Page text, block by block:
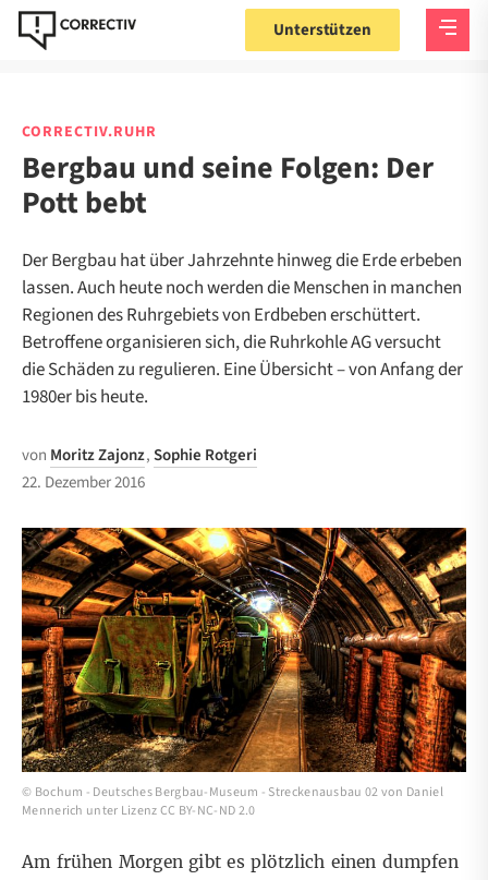
Unterstützen
CORRECTIV.RUHR
Bergbau und seine Folgen: Der
Pott bebt
Der Bergbau hat über Jahrzehnte hinweg die Erde erbeben
lassen. Auch heute noch werden die Menschen in manchen
Regionen des Ruhrgebiets von Erdbeben erschüttert.
Betroffene organisieren sich, die Ruhrkohle AG versucht
die Schäden zu regulieren. Eine Übersicht – von Anfang der
1980er bis heute.
von Moritz Zajonz,Sophie Rotgeri
22. Dezember 2016
© Bochum - Deutsches Bergbau-Museum - Streckenausbau 02von Daniel
Mennerich unter Lizenz CC BY-NC-ND 2.0
Am frühen Morgen gibt es plötzlich einen dumpfen